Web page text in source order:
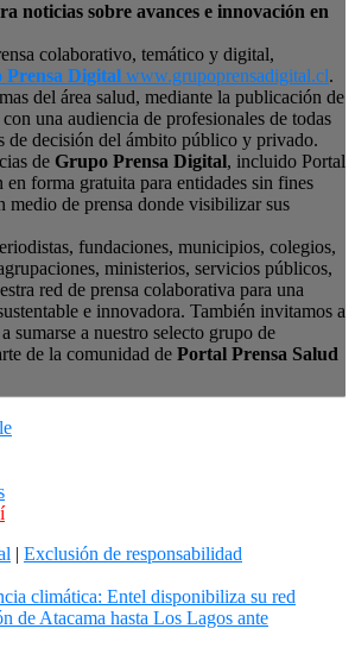
noticias sobre avances e innovación en
colaborativo, temático y digital,
Prensa Digital www.grupoprensadigital.cl.
del área salud, mediante la publicación de
una audiencia de profesionales de todas
de decisión del ámbito público y privado.
de Grupo Prensa Digital, incluido Portal
en forma gratuita para entidades sin fines
medio de prensa donde visibilizar sus
fundaciones, municipios, colegios,
ministerios, servicios públicos,
red de prensa colaborativa para una
e innovadora. También invitamos a
sumarse a nuestro selecto grupo de
de la comunidad de Portal Prensa Salud
| Exclusión de responsabilidad